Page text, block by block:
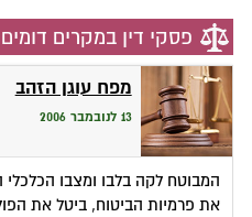
פסקי דין במקרים דומים
מפח עוגן הזהב
13 לנובמבר 2006
המבוטח לקה בלבו ומצבו
את פרמיות הביטוח, ביטל את